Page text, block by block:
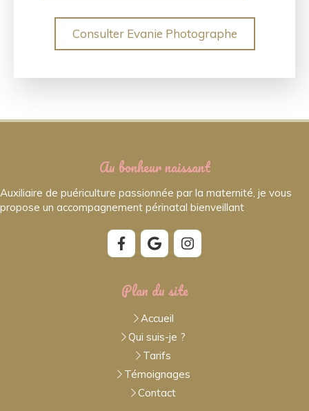
Consulter Evanie Photographe
Au bonheur naissant
Auxiliaire de puériculture passionnée par la maternité, je vous
propose un accompagnement périnatal bienveillant
Plan du site
Accueil
Qui suis-je ?
Tarifs
Témoignages
Contact